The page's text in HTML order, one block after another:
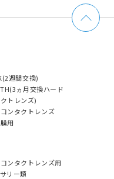
週間交換)
ヵ月交換ハード
トレンズ)
ンタクトレンズ
用
ンタクトレンズ用
リー類